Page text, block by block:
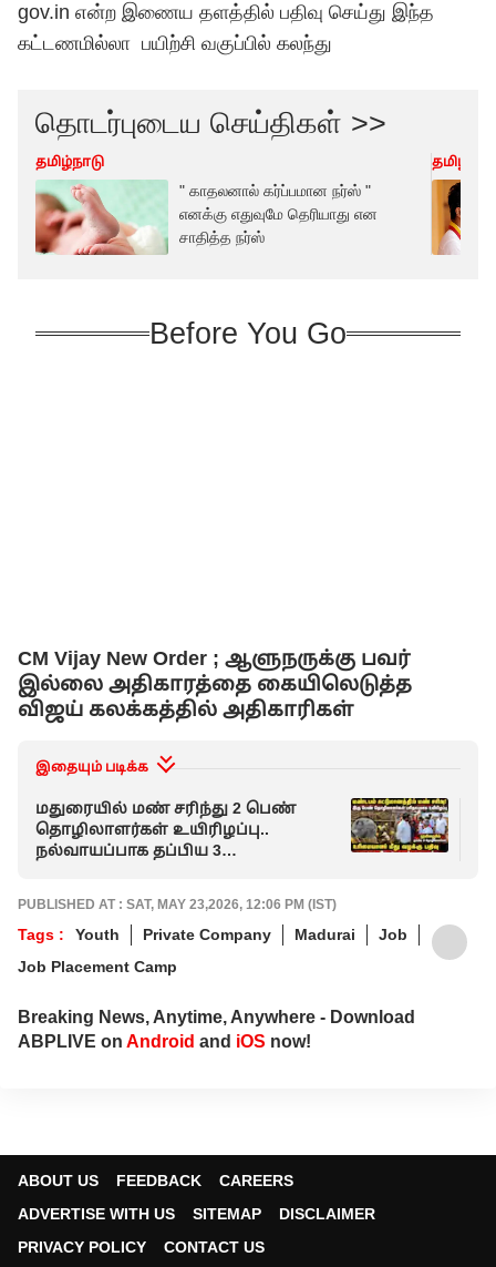
gov.in என்ற இணைய தளத்தில் பதிவு செய்து இந்த
கட்டணமில்லா பயிற்சி வகுப்பில் கலந்து
தொடர்புடைய செய்திகள் >>
தமிழ்நாடு
" காதலனால் கர்ப்பமான நர்ஸ் "
எனக்கு எதுவுமே தெரியாது என
சாதித்த நர்ஸ்
Before You Go
CM Vijay New Order ; ஆளுநருக்கு பவர்
இல்லை அதிகாரத்தை கையிலெடுத்த
விஜய் கலக்கத்தில் அதிகாரிகள்
இதையும் படிக்க
மதுரையில் மண் சரிந்து 2 பெண்
தொழிலாளர்கள் உயிரிழப்பு..
நல்வாயப்பாக தப்பிய 3
PUBLISHED AT : SAT, MAY 23,2026, 12:06 PM (IST)
Tags : Youth Private Company Madurai
Job
Job Placement Camp
Breaking News, Anytime, Anywhere - Download
ABPLIVE on Android and iOS now!
ABOUT US FEEDBACK
CAREERS
ADVERTISE WITH US
SITEMAP
DISCLAIMER
PRIVACY POLICY
CONTACT US